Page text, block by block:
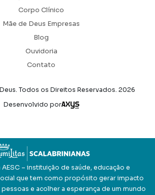
Corpo Clínico
Mãe de Deus Empresas
Blog
Ouvidoria
Contato
Todos os Direitos Reservados. 2026
Desenvolvido por
Axysweb
– instituição de saúde, educação e
que tem como propósito gerar impacto
e acolher a esperança de um mundo